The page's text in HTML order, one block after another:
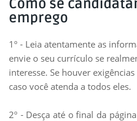
Como se
emprego
1º - Leia atentamente as
envie o seu currículo se
interesse. Se houver
caso você atenda a todos eles.
2º - Desça até o final da